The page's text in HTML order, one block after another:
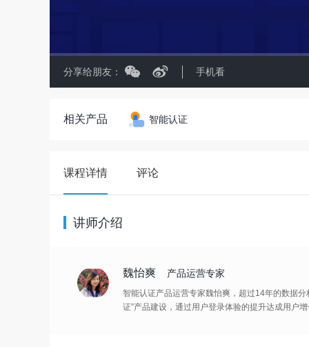
分享给朋友： 手机看
相关产品 智能认证
课程详情 评论
讲师介绍
魏怡爽 产品运营专家
智能认证产品运营专家魏怡爽，超过14年的数据
证”产品建设，通过用户登录体验的提升达成用户